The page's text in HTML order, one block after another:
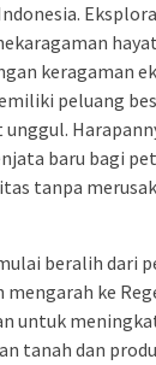
keragaman
peluang
baru bagi
tanpa
beralih dari
ke
untuk
tanah dan